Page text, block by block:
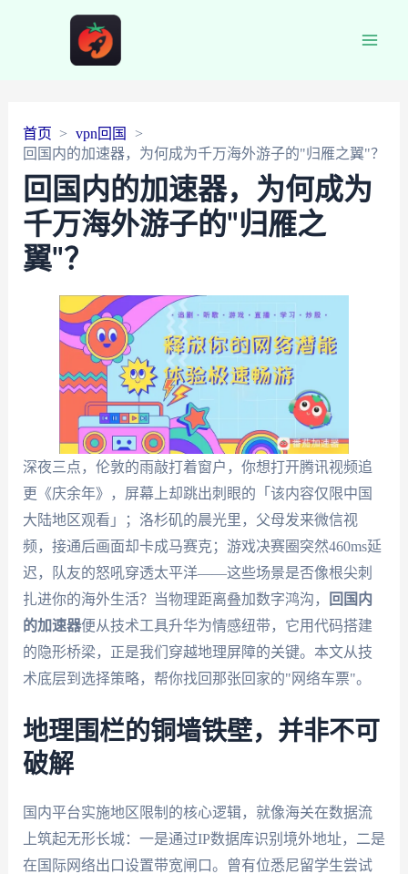
首页
vpn回国
回国内的加速器，为何成为千万海外游子的"归雁之翼"？
回国内的加速器，为何成为
千万海外游子的"归雁之
翼"？
深夜三点，伦敦的雨敲打着窗户，你想打开腾讯视频追
更《庆余年》，屏幕上却跳出刺眼的「该内容仅限中国
大陆地区观看」；洛杉矶的晨光里，父母发来微信视
频，接通后画面却卡成马赛克；游戏决赛圈突然460ms延
迟，队友的怒吼穿透太平洋——这些场景是否像根尖刺
扎进你的海外生活？当物理距离叠加数字鸿沟，
回国内
的加速器便从技术工具升华为情感纽带，它用代码搭建
的隐形桥梁，正是我们穿越地理屏障的关键。本文从技
术底层到选择策略，帮你找回那张回家的"网络车票"。
地理围栏的铜墙铁壁，并非不可
破解
国内平台实施地区限制的核心逻辑，就像海关在数据流
上筑起无形长城：一是通过IP数据库识别境外地址，二是
在国际网络出口设置带宽闸口。曾有位悉尼留学生尝试